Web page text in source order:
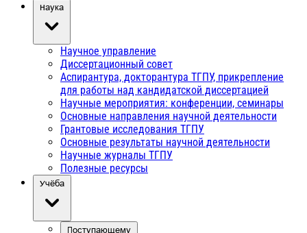
Наука
Научное управление
Диссертационный совет
Аспирантура, докторантура ТГПУ, прикрепление
для работы над кандидатской диссертацией
Научные мероприятия: конференции, семинары
Основные направления научной деятельности
Грантовые исследования ТГПУ
Основные результаты научной деятельности
Научные журналы ТГПУ
Полезные ресурсы
Учёба
Поступающему